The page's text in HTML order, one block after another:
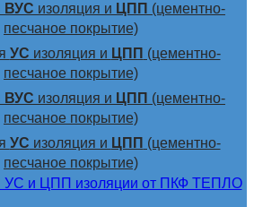
ВУС изоляция и ЦПП (цементно-
песчаное покрытие)
УС изоляция и ЦПП (цементно-
песчаное покрытие)
ВУС изоляция и ЦПП (цементно-
песчаное покрытие)
УС изоляция и ЦПП (цементно-
песчаное покрытие)